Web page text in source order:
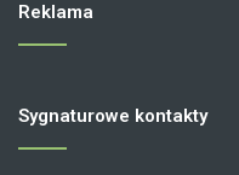
Reklama
Sygnaturowe kontakty